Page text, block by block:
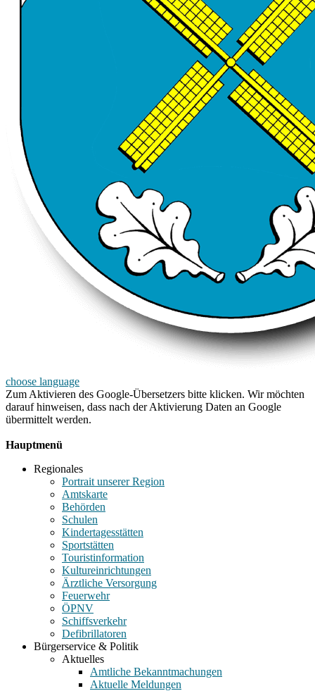
choose language
Zum Aktivieren des Google-Übersetzers bitte klicken. Wir möchten
darauf hinweisen, dass nach der Aktivierung Daten an Google
übermittelt werden.
Hauptmenü
Regionales
Portrait unserer Region
Amtskarte
Behörden
Schulen
Kindertagesstätten
Sportstätten
Touristinformation
Kultureinrichtungen
Ärztliche Versorgung
Feuerwehr
ÖPNV
Schiffsverkehr
Defibrillatoren
Bürgerservice & Politik
Aktuelles
Amtliche Bekanntmachungen
Aktuelle Meldungen